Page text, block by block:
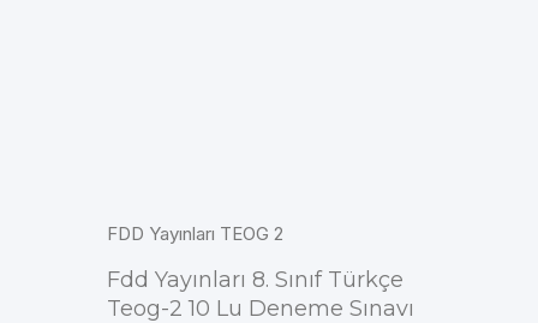
FDD Yayınları TEOG 2
Fdd Yayınları 8. Sınıf Türkçe
Teog-2 10 Lu Deneme Sınavı